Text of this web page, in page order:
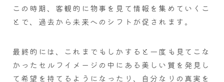
この時期、客観的に物事を見て情報を集めていくこ
とで、過去から未来へのシフトが促されます。
最終的には、これまでもしかすると一度も見てこな
かったセルフイメージの中にある美しい質を発見し
て希望を持てるようになったり、自分なりの真実を